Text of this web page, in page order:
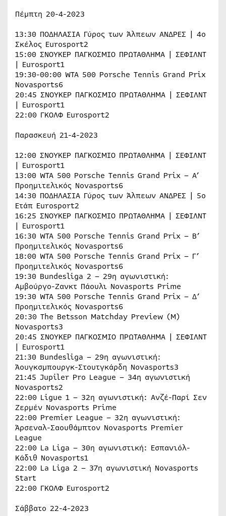
Πέμπτη 20-4-2023
13:30 ΠΟΔΗΛΑΣΙΑ Γύρος των Άλπεων ΑΝΔΡΕΣ | 4ο
Σκέλος Eurosport2
15:00 ΣΝΟΥΚΕΡ ΠΑΓΚOΣΜΙΟ ΠΡΩΤΑΘΛΗΜΑ | ΣΕΦΙΛΝΤ
| Eurosport1
19:30-00:00 WTA 500 Porsche Tennis Grand Prix
Novasports6
20:45 ΣΝΟΥΚΕΡ ΠΑΓΚOΣΜΙΟ ΠΡΩΤΑΘΛΗΜΑ | ΣΕΦΙΛΝΤ
| Eurosport1
22:00 ΓΚΟΛΦ Eurosport2
Παρασκευή 21-4-2023
12:00 ΣΝΟΥΚΕΡ ΠΑΓΚOΣΜΙΟ ΠΡΩΤΑΘΛΗΜΑ | ΣΕΦΙΛΝΤ
| Eurosport1
13:00 WTA 500 Porsche Tennis Grand Prix – A’
Προημιτελικός Novasports6
14:30 ΠΟΔΗΛΑΣΙΑ Γύρος των Άλπεων ΑΝΔΡΕΣ | 5ο
Ετάπ Eurosport2
16:25 ΣΝΟΥΚΕΡ ΠΑΓΚOΣΜΙΟ ΠΡΩΤΑΘΛΗΜΑ | ΣΕΦΙΛΝΤ
| Eurosport1
16:30 WTA 500 Porsche Tennis Grand Prix – Β’
Προημιτελικός Novasports6
18:00 WTA 500 Porsche Tennis Grand Prix – Γ’
Προημιτελικός Novasports6
19:30 Bundesliga 2 – 29η αγωνιστική:
Αμβούργο-Ζανκτ Πάουλι Novasports Prime
19:30 WTA 500 Porsche Tennis Grand Prix – Δ’
Προημιτελικός Novasports6
20:30 The Betsson Matchday Preview (Μ)
Novasports3
20:45 ΣΝΟΥΚΕΡ ΠΑΓΚOΣΜΙΟ ΠΡΩΤΑΘΛΗΜΑ | ΣΕΦΙΛΝΤ
| Eurosport1
21:30 Bundesliga – 29η αγωνιστική:
Άουγκσμπουργκ-Στουτγκάρδη Novasports3
21:45 Jupiler Pro League – 34η αγωνιστική
Novasports2
22:00 Ligue 1 – 32η αγωνιστική: Ανζέ-Παρί Σεν
Ζερμέν Novasports Prime
22:00 Premier League – 32η αγωνιστική:
Άρσεναλ-Σαουθάμπτον Novasports Premier
League
22:00 La Liga – 30η αγωνιστική: Εσπανιόλ-
Κάδιθ Novasports1
22:00 La Liga 2 – 37η αγωνιστική Novasports
Start
22:00 ΓΚΟΛΦ Eurosport2
Σάββατο 22-4-2023